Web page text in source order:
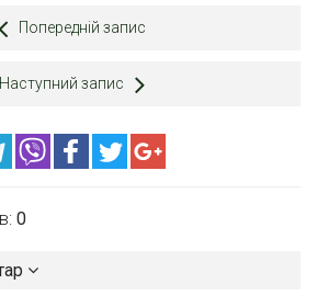
Попередній запис
Наступний запис
0